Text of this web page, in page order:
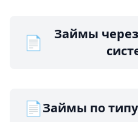
📄
Займы
📄Займы по